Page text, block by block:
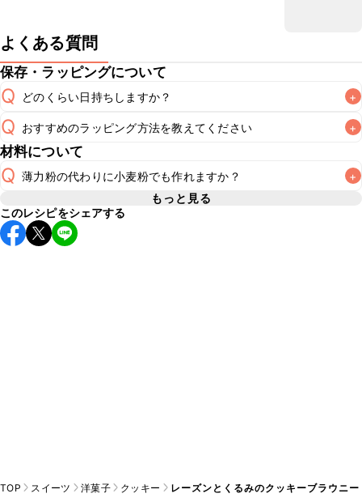
よくある質問
保存・ラッピングについて
Q どのくらい日持ちしますか？ +
A
冷蔵保存で2~3日が目安です。なるべくお早めにお召し上が
Q おすすめのラッピング方法を教えてください +
A こちら
材料について
Q 薄力粉の代わりに小麦粉でも作れますか？ +
薄力粉は小麦粉の一種のため、ご家庭にある小麦粉を使用し
てお作りいただけます。小麦粉は粒子の大きさやグルテンと
呼ばれる成分の性質によって、薄力粉、中力粉、強力粉など
もっと見る
このレシピをシェアする
TOP スイーツ 洋菓子 クッキー レーズンとくるみのクッキーブラウニー